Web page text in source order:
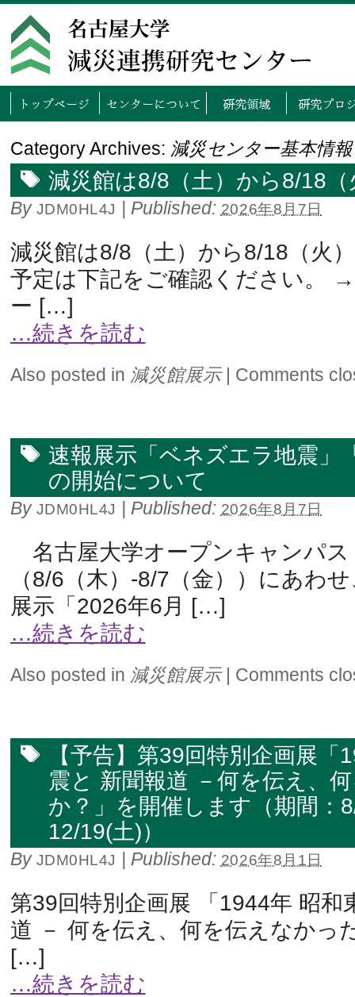
トップページ センタ
Category Archives: 減災センター基本情報
減災館は8/8（土）から8/18
By JDM0HL4J | Published: 2026年8月7日
減災館は8/8（土）から8/18（火
予定は下記をご確認ください。
ー […]
…続きを読む
Also posted in 減災館展示 | Comments
速報展示「ベネズエラ地震」
の開始について
By JDM0HL4J | Published: 2026年8月7日
名古屋大学オープンキャンパス
（8/6（木）-8/7（金））にあわ
展示「2026年6月 […]
…続きを読む
Also posted in 減災館展示 | Comments
【予告】第39回特別企画展「
震と 新聞報道 －何を伝え、
か？」を開催します（期間：
12/19(土)）
By JDM0HL4J | Published: 2026年8月1日
第39回特別企画展 「1944年 昭和
道 － 何を伝え、何を伝えなかっ
[…]
…続きを読む